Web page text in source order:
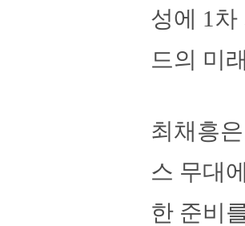
성에 1
드의 미
최채흥
스 무대
한 준비